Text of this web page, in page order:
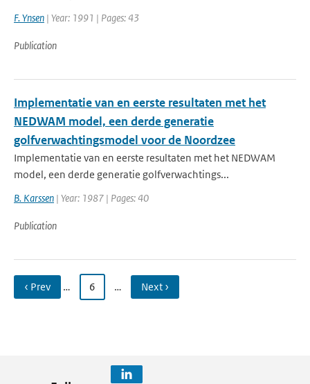
F. Ynsen | Year: 1991 | Pages: 43
Publication
Implementatie van en eerste resultaten met het
NEDWAM model, een derde generatie
golfverwachtingsmodel voor de Noordzee
Implementatie van en eerste resultaten met het NEDWAM
model, een derde generatie golfverwachtings...
B. Karssen | Year: 1987 | Pages: 40
Publication
‹ Prev … 6 … Next ›